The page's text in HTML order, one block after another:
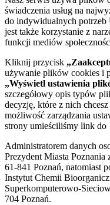
świadczenia usług na
do indywidualnych
jest także korzystanie z
funkcji mediów
Kliknij przycisk
używanie plików cookies i
„Wyświetl ustawienia
szczegółowy opis typów
decyzję, które z nich
możliwość zarządzania
strony umieściliśmy link do
Administratorem danych
Prezydent Miasta
61-841 Poznań, natomiast
Instytut Chemii
Superkomputerowo-
704 Poznań.